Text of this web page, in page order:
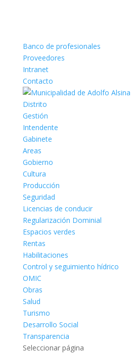
Banco de profesionales
Proveedores
Intranet
Contacto
Distrito
Gestión
Intendente
Gabinete
Areas
Gobierno
Cultura
Producción
Seguridad
Licencias de conducir
Regularización Dominial
Espacios verdes
Rentas
Habilitaciones
Control y seguimiento hídrico
OMIC
Obras
Salud
Turismo
Desarrollo Social
Transparencia
Seleccionar página